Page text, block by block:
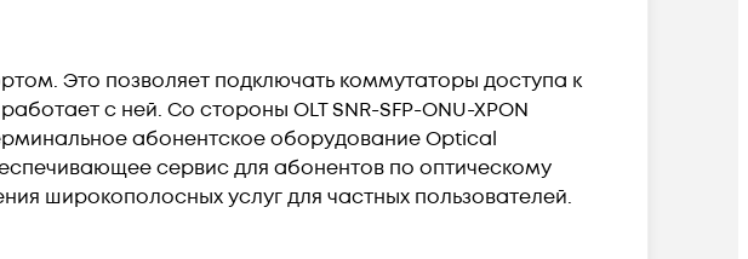
Это позволяет подключать коммутаторы доступа к
с ней. Со стороны OLT SNR-SFP-ONU-XPON
абонентское оборудование Optical
сервис для абонентов по оптическому
широкополосных услуг для частных пользователей.